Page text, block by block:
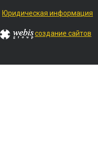
Юридическая информация
создание сайтов